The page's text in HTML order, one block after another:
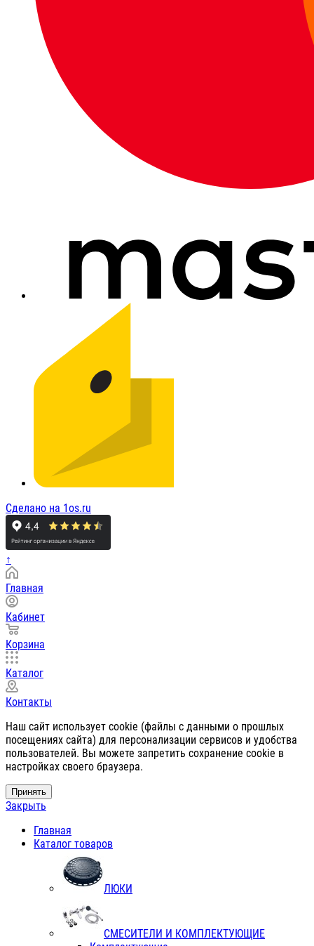
Сделано на 1os.ru
↑
Главная
Кабинет
Корзина
Каталог
Контакты
Наш сайт использует cookie (файлы с данными о прошлых
посещениях сайта) для персонализации сервисов и удобства
пользователей. Вы можете запретить сохранение cookie в
настройках своего браузера.
Принять
Закрыть
Главная
Каталог товаров
ЛЮКИ
СМЕСИТЕЛИ И КОМПЛЕКТУЮЩИЕ